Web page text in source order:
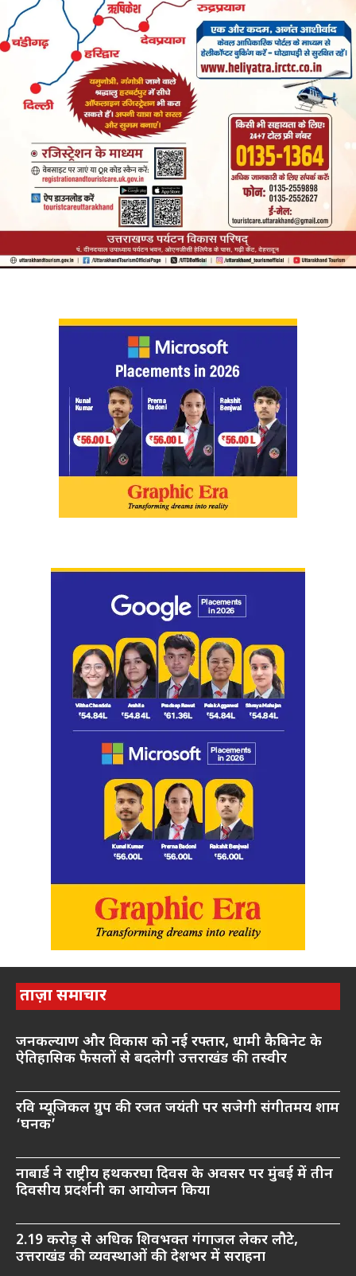
ताज़ा समाचार
जनकल्याण और विकास को नई रफ्तार, धामी कैबिनेट के
ऐतिहासिक फैसलों से बदलेगी उत्तराखंड की तस्वीर
रवि म्यूजिकल ग्रुप की रजत जयंती पर सजेगी संगीतमय शाम
‘घनक’
नाबार्ड ने राष्ट्रीय हथकरघा दिवस के अवसर पर मुंबई में तीन
दिवसीय प्रदर्शनी का आयोजन किया
2.19 करोड़ से अधिक शिवभक्त गंगाजल लेकर लौटे,
उत्तराखंड की व्यवस्थाओं की देशभर में सराहना